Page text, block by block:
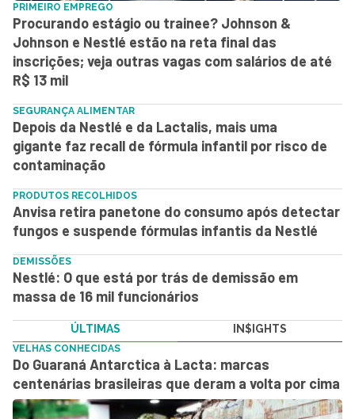
PRIMEIRO EMPREGO
Procurando estágio ou trainee? Johnson &
Johnson e Nestlé estão na reta final das
inscrições; veja outras vagas com salários de até
R$ 13 mil
SEGURANÇA ALIMENTAR
Depois da Nestlé e da Lactalis, mais uma
gigante faz recall de fórmula infantil por risco de
contaminação
PRODUTOS RECOLHIDOS
Anvisa retira panetone do consumo após detectar
fungos e suspende fórmulas infantis da Nestlé
DEMISSÕES
Nestlé: O que está por trás de demissão em
massa de 16 mil funcionários
ÚLTIMAS IN$IGHTS
VELHAS CONHECIDAS
Do Guaraná Antarctica à Lacta: marcas
centenárias brasileiras que deram a volta por cima